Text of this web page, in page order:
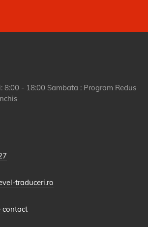
8:00 - 18:00 Sambata : Program Redus
traduceri.ro
contact